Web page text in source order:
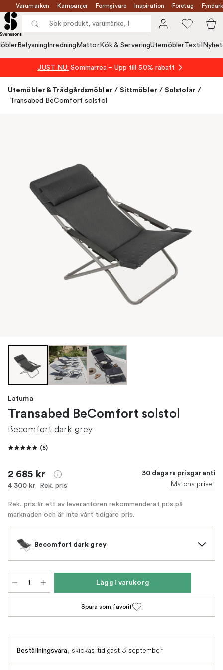
Varumärken Kampanjer Formgivare Inspiration Företag
Belysning Inredning MattorKök & ServeringUtemöblerTextil
JUST NU: Sommarrea – Upp till 50% rabatt
Utemöbler & Trädgårdsmöbler / Sittmöbler / Solstolar /
Transabed BeComfort solstol
Lafuma
Transabed BeComfort solstol
Becomfort dark grey
(5)
2 685 kr
4 300 kr Rek. pris
30 dagars prisgaranti
Matcha priset
Rek. pris är ett av leverantören rekommenderat pris på
marknaden och är inte vårt tidigare pris.
Becomfort dark grey
Lägg i varukorg
Spara som favorit
Beställningsvara, skickas tidigast 3 september